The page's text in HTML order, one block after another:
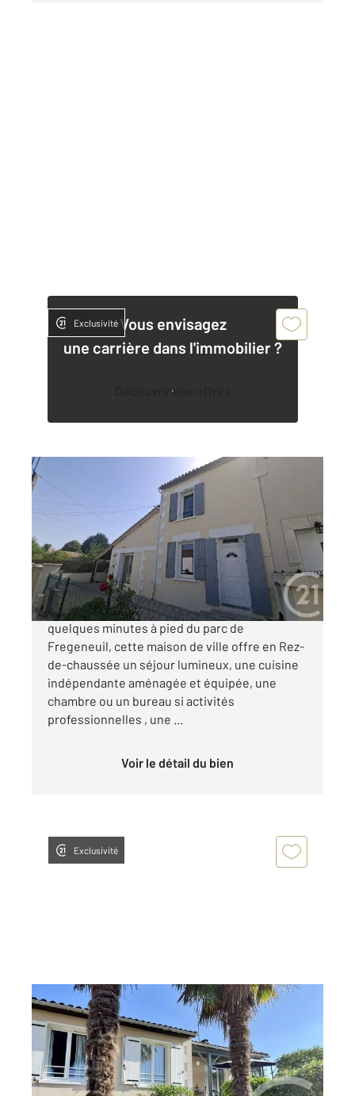
Vous envisagez
une carrière dans l'immobilier ?
Découvrir nos offres
Exclusivité
88 m
Ref : 8132
Maison à vendre
208 650 €
Angoulême Sillac Dans un secteur calme à
quelques minutes à pied du parc de
Fregeneuil, cette maison de ville offre en Rez-
de-chaussée un séjour lumineux, une cuisine
indépendante aménagée et équipée, une
chambre ou un bureau si activités
professionnelles , une ...
Voir le détail du bien
Exclusivité
RUELLE SUR TOUVRE 16
120 m2, 5 pièces
Ref : 8162
Maison à vendre